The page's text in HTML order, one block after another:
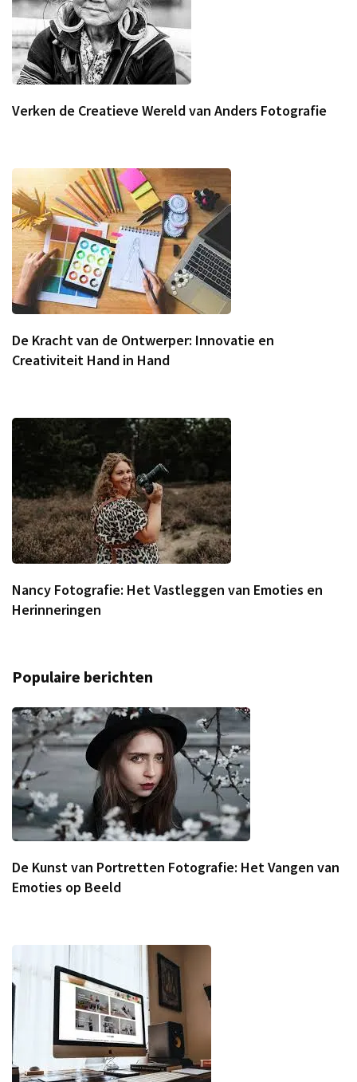
Verken de Creatieve Wereld van Anders Fotografie
De Kracht van de Ontwerper: Innovatie en
Creativiteit Hand in Hand
Nancy Fotografie: Het Vastleggen van Emoties en
Herinneringen
Populaire berichten
De Kunst van Portretten Fotografie: Het Vangen van
Emoties op Beeld